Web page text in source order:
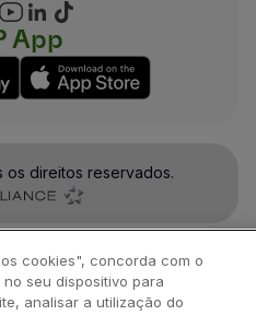
App
os direitos reservados.
cookies", concorda com o
seu dispositivo para
analisar a utilização do